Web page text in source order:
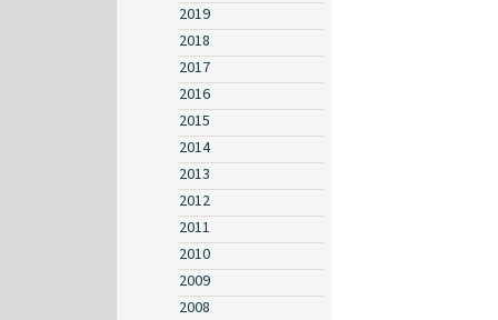
2019
2018
2017
2016
2015
2014
2013
2012
2011
2010
2009
2008